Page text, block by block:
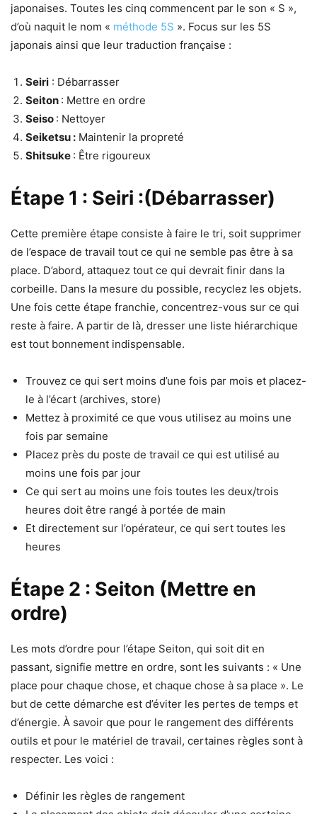
japonaises. Toutes les cinq commencent par le son « S »,
d’où naquit le nom « méthode 5S ». Focus sur les 5S
japonais ainsi que leur traduction française :
Seiri : Débarrasser
Seiton : Mettre en ordre
Seiso : Nettoyer
Seiketsu : Maintenir la propreté
Shitsuke : Être rigoureux
Étape 1 : Seiri :(Débarrasser)
Cette première étape consiste à faire le tri, soit supprimer
de l’espace de travail tout ce qui ne semble pas être à sa
place. D’abord, attaquez tout ce qui devrait finir dans la
corbeille. Dans la mesure du possible, recyclez les objets.
Une fois cette étape franchie, concentrez-vous sur ce qui
reste à faire. A partir de là, dresser une liste hiérarchique
est tout bonnement indispensable.
Trouvez ce qui sert moins d’une fois par mois et placez-
le à l’écart (archives, store)
Mettez à proximité ce que vous utilisez au moins une
fois par semaine
Placez près du poste de travail ce qui est utilisé au
moins une fois par jour
Ce qui sert au moins une fois toutes les deux/trois
heures doit être rangé à portée de main
Et directement sur l’opérateur, ce qui sert toutes les
heures
Étape 2 : Seiton (Mettre en
ordre)
Les mots d’ordre pour l’étape Seiton, qui soit dit en
passant, signifie mettre en ordre, sont les suivants : « Une
place pour chaque chose, et chaque chose à sa place ». Le
but de cette démarche est d’éviter les pertes de temps et
d’énergie. À savoir que pour le rangement des différents
outils et pour le matériel de travail, certaines règles sont à
respecter. Les voici :
Définir les règles de rangement